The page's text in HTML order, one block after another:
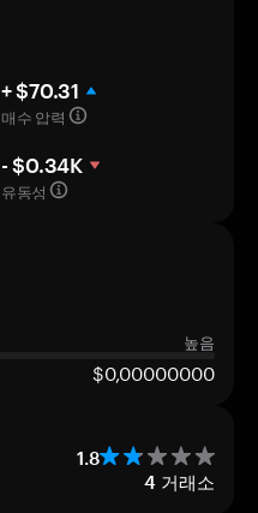
+ $70.31
매수 압력
- $0.34K
유동성
높음
$0,00000000
1.8
4 거래소